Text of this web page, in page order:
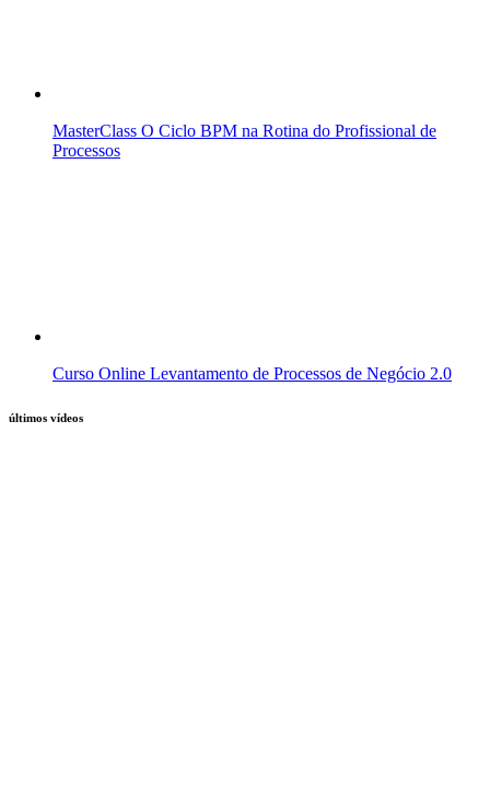
MasterClass O Ciclo BPM na Rotina do Profissional de
Processos
Curso Online Levantamento de Processos de Negócio 2.0
últimos vídeos